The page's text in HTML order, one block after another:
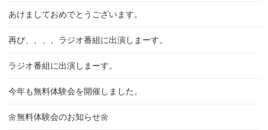
あけましておめでとうございます。
再び、、、、ラジオ番組に出演しまーす。
ラジオ番組に出演しまーす。
今年も無料体験会を開催しました。
🌼無料体験会のお知らせ🌼